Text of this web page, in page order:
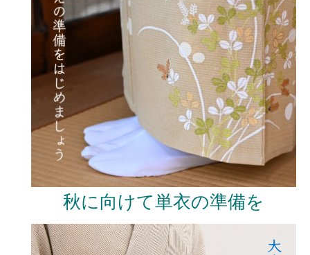
秋に向けて単衣の準備を